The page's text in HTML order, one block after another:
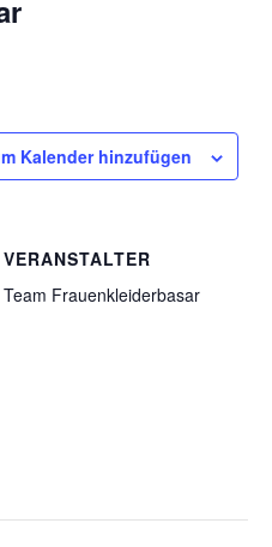
Kalender hinzufügen
VERANSTALTER
Team Frauenkleiderbasar